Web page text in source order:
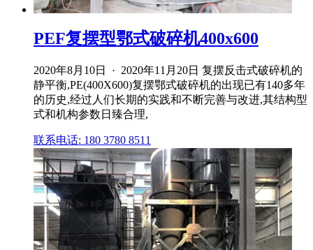
PEF复摆型鄂式破碎机400x600
2020年8月10日 · 2020年11月20日 复摆反击式破碎机的
静平衡,PE(400X600)复摆鄂式破碎机的出现已有140多年
的历史,经过人们长期的实践和不断完善与改进,其结构型
式和机构参数日臻合理,
联系电话: 180 3780 8511